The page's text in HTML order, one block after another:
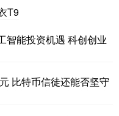
T9
智能投资机遇 科创创业
比特币信徒还能否坚守